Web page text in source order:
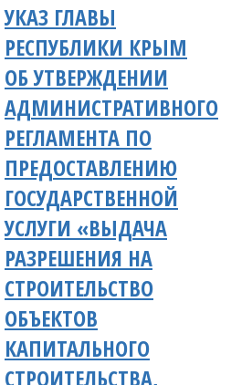
УКАЗ ГЛАВЫ
РЕСПУБЛИКИ КРЫМ
ОБ УТВЕРЖДЕНИИ
АДМИНИСТРАТИВНОГО
РЕГЛАМЕНТА ПО
ПРЕДОСТАВЛЕНИЮ
ГОСУДАРСТВЕННОЙ
УСЛУГИ «ВЫДАЧА
РАЗРЕШЕНИЯ НА
СТРОИТЕЛЬСТВО
ОБЪЕКТОВ
КАПИТАЛЬНОГО
СТРОИТЕЛЬСТВА,